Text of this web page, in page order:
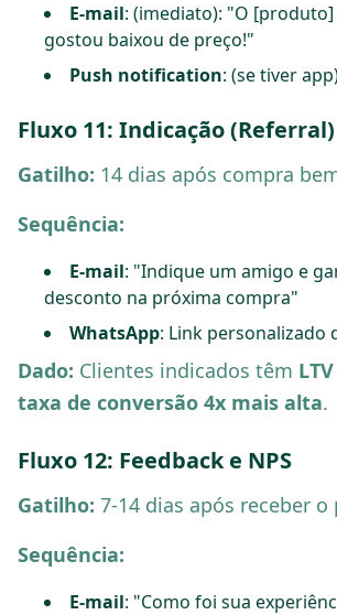
E-mail: (imediato): "O
gostou baixou de preço!"
Push notification: (se tiver
Fluxo 11: Indicação (Referral)
Gatilho: 14 dias após compra
Sequência:
E-mail: "Indique um amigo e
desconto na próxima compra"
WhatsApp: Link personalizado
Dado: Clientes indicados têm
taxa de conversão 4x mais alta.
Fluxo 12: Feedback e NPS
Gatilho: 7-14 dias após receber
Sequência:
E-mail: "Como foi sua